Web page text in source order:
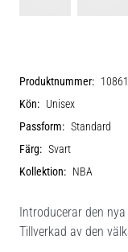
Produktnummer:
Kön: Unisex
Passform: Standard
Färg: Svart
Kollektion: NBA
Introducerar den
Tillverkad av den